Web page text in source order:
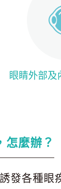
眼睛外部及
怎麼辦？
發各種眼